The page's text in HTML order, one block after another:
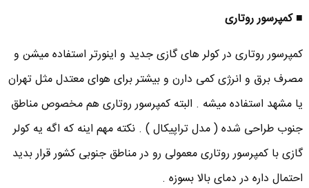
■ کمپرسور روتاری
کمپرسور روتاری در کولر های گازی جدید و اینورتر استفاده میشن و
مصرف برق و انرژی کمی دارن و بیشتر برای هوای معتدل مثل تهران
یا مشهد استفاده میشه . البته کمپرسور روتاری هم مخصوص مناطق
جنوب طراحی شده ( مدل تراپیکال ) . نکته مهم اینه که اگه یه کولر
گازی با کمپرسور روتاری معمولی رو در مناطق جنوبی کشور قرار بدید
احتمال داره در دمای بالا بسوزه .